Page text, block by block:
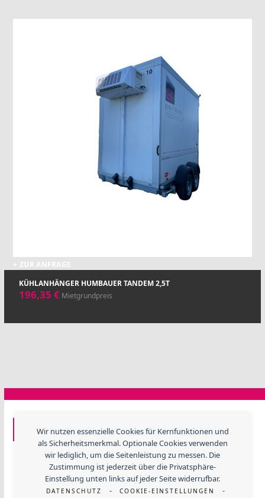
Wir nutzen essenzielle Cookies für Kernfunktionen und
als Sicherheitsmerkmal. Optionale Cookies verwenden
wir lediglich, um die Seitenleistung zu messen. Die
Zustimmung ist jederzeit über die Privatsphäre-
Einstellung unten links auf jeder Seite widerrufbar.
DATENSCHUTZ - COOKIE-EINSTELLUNGEN -
+ ZUR ANFRAGE
KÜHLANHÄNGER HUMBAUER TANDEM 2,5T
196,35€ Mietgrundpreis
GF EVENTTECHNIK
Lerchenweide 3, 67480 Edenkoben
Telefon+ 49 (06323) 984 330
E-Mail:info@gfevent.de